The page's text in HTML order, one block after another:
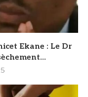
Ekane : Le Dr